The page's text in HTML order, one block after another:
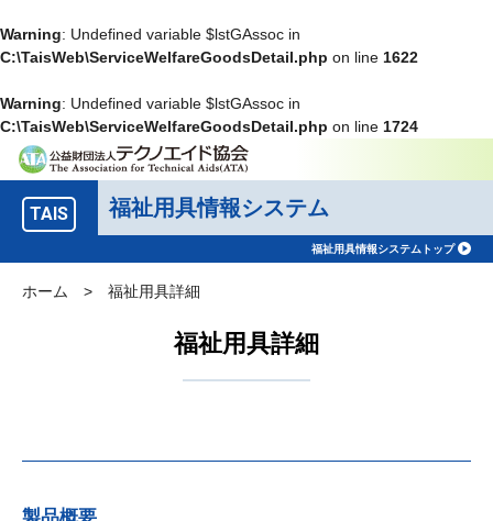
Warning: Undefined variable $lstGAssoc in
C:\TaisWeb\ServiceWelfareGoodsDetail.php on line 1622
Warning: Undefined variable $lstGAssoc in
C:\TaisWeb\ServiceWelfareGoodsDetail.php on line 1724
TAIS 福祉用具情報システム
福祉用具情報システムトップ
ホーム > 福祉用具詳細
福祉用具詳細